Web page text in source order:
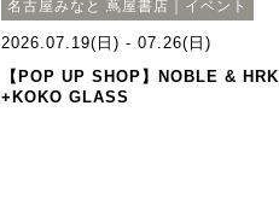
名古屋みなと 蔦屋書店｜イベント
2026.07.19(日) - 07.26(日)
【POP UP SHOP】NOBLE & HRK
+KOKO GLASS